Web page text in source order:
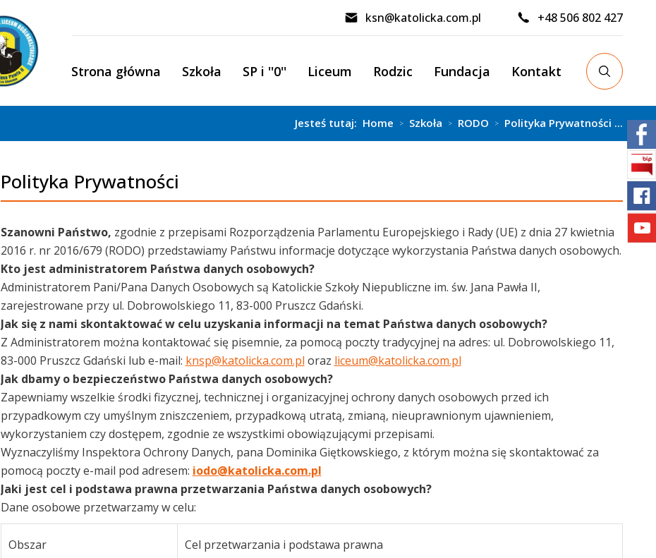
ksn@katolicka.com.pl +48 506 802 427
Strona główna Szkoła SP i ''0'' Liceum Rodzic Fundacja Kontakt
Jesteś tutaj: Home > Szkoła > RODO > Polityka Prywatności ...
Polityka Prywatności
Szanowni Państwo, zgodnie z przepisami Rozporządzenia Parlamentu Europejskiego i Rady (UE) z dnia 27 kwietnia
2016 r. nr 2016/679 (RODO) przedstawiamy Państwu informacje dotyczące wykorzystania Państwa danych osobowych.
Kto jest administratorem Państwa danych osobowych?
Administratorem Pani/Pana Danych Osobowych są Katolickie Szkoły Niepubliczne im. św. Jana Pawła II,
zarejestrowane przy ul. Dobrowolskiego 11, 83-000 Pruszcz Gdański.
Jak się z nami skontaktować w celu uzyskania informacji na temat Państwa danych osobowych?
Z Administratorem można kontaktować się pisemnie, za pomocą poczty tradycyjnej na adres: ul. Dobrowolskiego 11,
83-000 Pruszcz Gdański lub e-mail: knsp@katolicka.com.pl oraz liceum@katolicka.com.pl
Jak dbamy o bezpieczeństwo Państwa danych osobowych?
Zapewniamy wszelkie środki fizycznej, technicznej i organizacyjnej ochrony danych osobowych przed ich
przypadkowym czy umyślnym zniszczeniem, przypadkową utratą, zmianą, nieuprawnionym ujawnieniem,
wykorzystaniem czy dostępem, zgodnie ze wszystkimi obowiązującymi przepisami.
Wyznaczyliśmy Inspektora Ochrony Danych, pana Dominika Giętkowskiego, z którym można się skontaktować za
pomocą poczty e-mail pod adresem: iodo@katolicka.com.pl
Jaki jest cel i podstawa prawna przetwarzania Państwa danych osobowych?
Dane osobowe przetwarzamy w celu:
Obszar Cel przetwarzania i podstawa prawna